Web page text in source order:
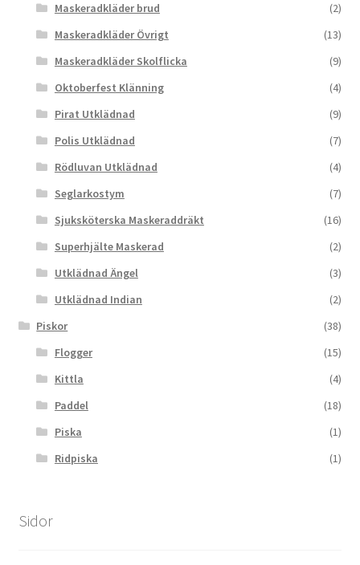
Maskeradkläder brud
(2)
Maskeradkläder Övrigt
(13)
Maskeradkläder Skolflicka
(9)
Oktoberfest Klänning
(4)
Pirat Utklädnad
(9)
Polis Utklädnad
(7)
Rödluvan Utklädnad
(4)
Seglarkostym
(7)
Sjuksköterska Maskeraddräkt
(16)
Superhjälte Maskerad
(2)
Utklädnad Ängel
(3)
Utklädnad Indian
(2)
Piskor
(38)
Flogger
(15)
Kittla
(4)
Paddel
(18)
Piska
(1)
Ridpiska
(1)
Sidor